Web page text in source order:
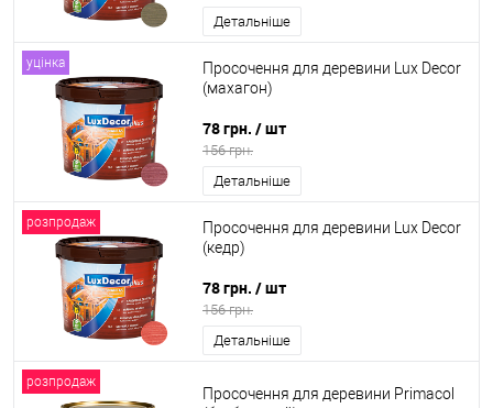
Детальніше
уцінка
Просочення для деревини Lux Decor
(махагон)
78 грн. / шт
156 грн.
Детальніше
розпродаж
Просочення для деревини Lux Decor
(кедр)
78 грн. / шт
156 грн.
Детальніше
розпродаж
Просочення для деревини Primacol